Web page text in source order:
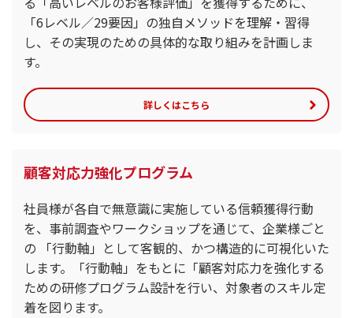
「6レベル／29要因」の独自メソッドを理解・習得
し、その実現のための具体的な取り組みを計画しま
す。
詳しくはこちら
顧客対応力強化プログラム
社員様が各自で無意識に実施している信頼獲得行動
を、事前調査やワークショップを通じて、企業様ごと
の 「行動軸」として客観的、かつ構造的に可視化いた
します。「行動軸」をもとに「顧客対応力を強化する
ための研修プログラム設計を行い、対象者のスキル定
着を図ります。